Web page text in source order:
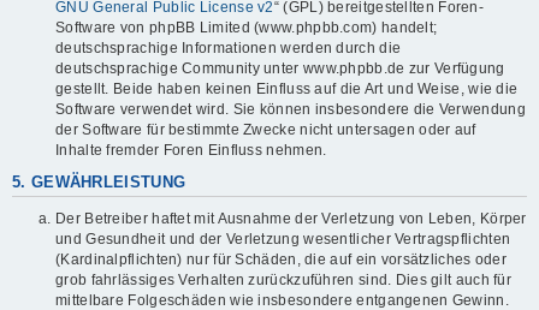
GNU General Public License v2“ (GPL) bereitgestellten Foren-
Software von phpBB Limited (www.phpbb.com) handelt;
deutschsprachige Informationen werden durch die
deutschsprachige Community unter www.phpbb.de zur Verfügung
gestellt. Beide haben keinen Einfluss auf die Art und Weise, wie die
Software verwendet wird. Sie können insbesondere die Verwendung
der Software für bestimmte Zwecke nicht untersagen oder auf
Inhalte fremder Foren Einfluss nehmen.
5. GEWÄHRLEISTUNG
Der Betreiber haftet mit Ausnahme der Verletzung von Leben, Körper
und Gesundheit und der Verletzung wesentlicher Vertragspflichten
(Kardinalpflichten) nur für Schäden, die auf ein vorsätzliches oder
grob fahrlässiges Verhalten zurückzuführen sind. Dies gilt auch für
mittelbare Folgeschäden wie insbesondere entgangenen Gewinn.